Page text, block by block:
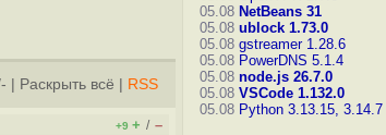
Раскрыть всё RSS
+9 + / –
05.08 NetBeans 31
05.08 ublock 1.73.0
05.08 gstreamer 1.28.6
05.08 PowerDNS 5.1.4
05.08 node.js 26.7.0
05.08 VSCode 1.132.0
05.08 Python 3.13.15, 3.14.7